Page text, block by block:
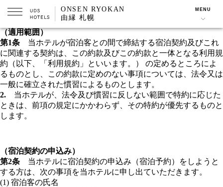
ONSEN RYOKAN
由縁 札幌
MENU
宿泊約款
（適用範囲）
第1条 当ホテルが宿泊客との間で締結する宿泊契約及びこれ
に関連する契約は、この約款及びこの約款と一体となる利用規
約（以下、「利用規約」といいます。） の定めるところによ
るものとし、この約款に定めのない事項については、法令又は
一般に確立された慣習によるものとします。
2. 当ホテルが、法令及び慣習に反しない範囲で特約に応じた
ときは、前項の規定にかかわらず、その特約が優先するものと
します。
（宿泊契約の申込み）
第2条 当ホテルに宿泊契約の申込み（宿泊予約）をしようと
する方は、次の事項を当ホテルに申し出ていただきます。
(1) 宿泊客の氏名